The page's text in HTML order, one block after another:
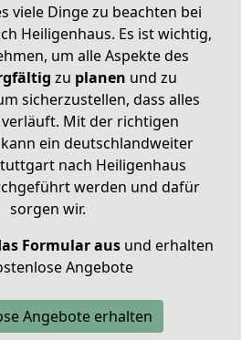
viele Dinge zu beachten bei
Heiligenhaus. Es ist wichtig,
um alle Aspekte des
zu planen und zu
sicherzustellen, dass alles
Mit der richtigen
ein deutschlandweiter
nach Heiligenhaus
werden und dafür
sorgen wir.
Formular ausund erhalten
Angebote
Angebote erhalten